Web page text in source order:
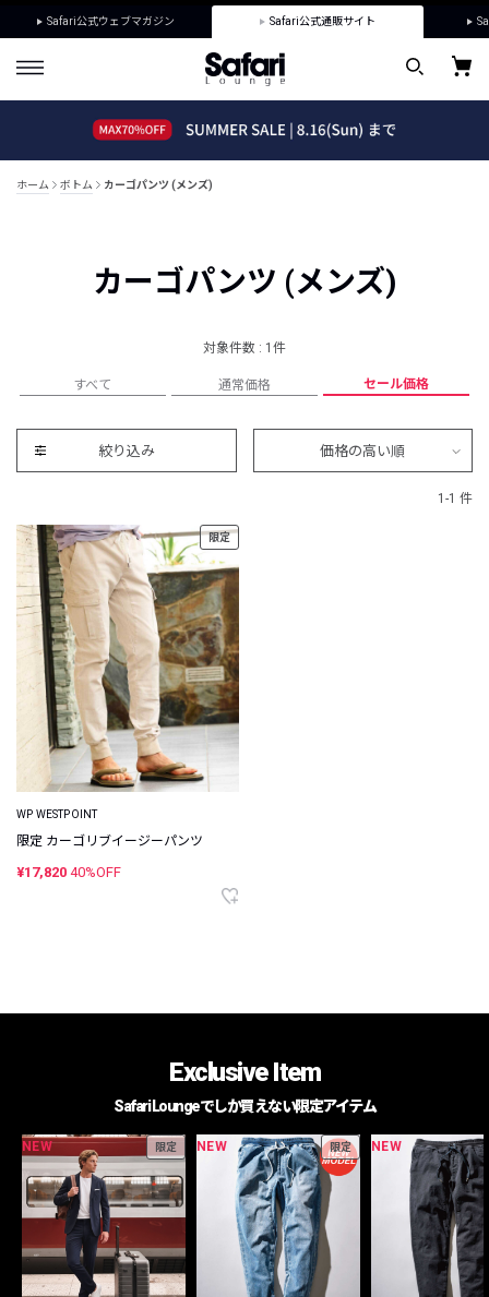
Safari公式ウェブマガジン Safari公式通販サイト
ホーム ボトム カーゴパンツ (メンズ)
カーゴパンツ (メンズ)
対象件数 : 1件
すべて 通常価格 セール価格
絞り込み 価格の高い順
1-1 件
限定
WP WESTPOINT
限定 カーゴリブイージーパンツ
¥17,820 40%OFF
Exclusive Item
Safari Loungeでしか買えない限定アイテム
NEW 限定 NEW 限定 NEW